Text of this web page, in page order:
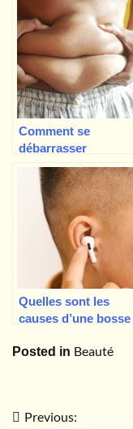
maison ?
Comment se
débarrasser
naturellement des
seins masculins à la
maison ?
Quelles sont les
causes d’une bosse
protubérance dans
Posted in Beauté
Navigation
Previous: